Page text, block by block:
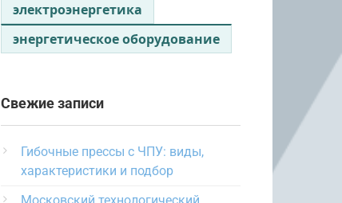
электроэнергетика
энергетическое оборудование
Свежие записи
Гибочные прессы с ЧПУ: виды,
характеристики и подбор